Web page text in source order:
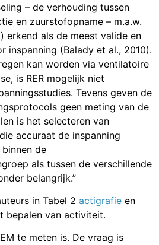
– de verhouding tussen
en zuurstofopname – m.a.w.
erkend als de meest valide en
inspanning (Balady et al., 2010).
kan worden via ventilatoire
is RER mogelijk niet
Tevens geven de
geen meting van de
is het selecteren van
accuraat de inspanning
de
als tussen de verschillende
belangrijk.”
in Tabel 2 actigrafie en
bepalen van activiteit.
te meten is. De vraag is